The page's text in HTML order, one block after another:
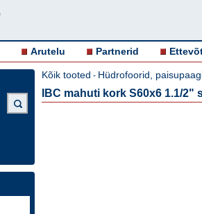
Arutelu Partnerid
Kõik tooted - Hüdrofoorid,
IBC mahuti kork S60x6 1.1/2"